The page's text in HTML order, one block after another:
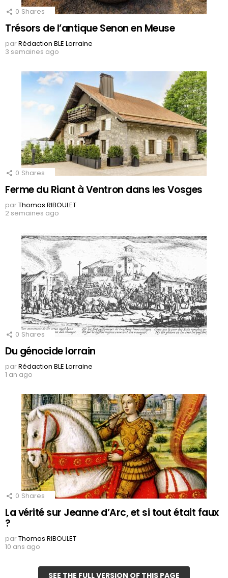
0 Shares
Trésors de l’antique Senon en Meuse
parRédaction BLE Lorraine
3 semaines ago
0 Shares
Ferme du Riant à Ventron dans les Vosges
parThomas RIBOULET
2 semaines ago
0 Shares
Du génocide lorrain
parRédaction BLE Lorraine
1 an ago
0 Shares
La vérité sur Jeanne d’Arc, et si tout était faux
?
parThomas RIBOULET
10 ans ago
SEE THE FULL VERSION OF THIS PAGE